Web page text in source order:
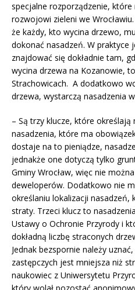
specjalne rozporządzenie, które
rozwojowi zieleni we
że każdy, kto wycina drzewo,
dokonać nasadzeń. W praktyce
znajdować się dokładnie tam,
wycina drzewa na Kozanowie,
Strachowicach. A dodatkowo
drzewa, wystarczą nasadzenia
– Są trzy klucze, które określają
nasadzenia, które ma
dostaje na to pieniądze,
jednakże one dotyczą tylko
Gminy Wrocław, więc nie
deweloperów. Dodatkowo nie
określaniu lokalizacji
straty. Trzeci klucz to
Ustawy o Ochronie Przyrody i
dokładną liczbę straconych
Jednak bezspornie należy
zastępczych jest mniejsza niż
naukowiec z Uniwersytetu